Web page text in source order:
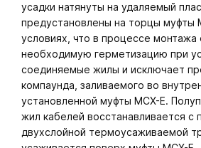
усадки натянуты на удаляемый
предустановлены на торцы муфты
условиях, что в процессе монтажа
необходимую герметизацию при
соединяемые жилы и исключает
компаунда, заливаемого во
установленной муфты МСХ-Е.
жил кабелей восстанавливается
двухслойной термоусаживаемой